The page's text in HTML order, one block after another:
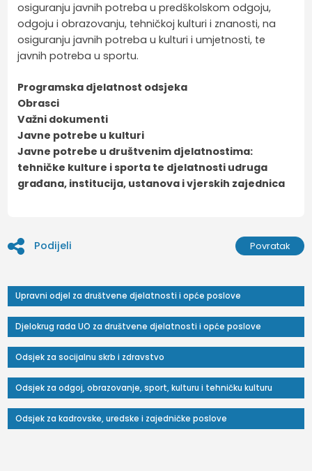
osiguranju javnih potreba u predškolskom odgoju,
odgoju i obrazovanju, tehničkoj kulturi i znanosti, na
osiguranju javnih potreba u kulturi i umjetnosti, te
javnih potreba u sportu.
Programska djelatnost odsjeka
Obrasci
Važni dokumenti
Javne potrebe u kulturi
Javne potrebe u društvenim djelatnostima:
tehničke kulture i sporta te djelatnosti udruga
građana, institucija, ustanova i vjerskih zajednica
Podijeli Povratak
Upravni odjel za društvene djelatnosti i opće poslove
Djelokrug rada UO za društvene djelatnosti i opće poslove
Odsjek za socijalnu skrb i zdravstvo
Odsjek za odgoj, obrazovanje, sport, kulturu i tehničku kulturu
Odsjek za kadrovske, uredske i zajedničke poslove